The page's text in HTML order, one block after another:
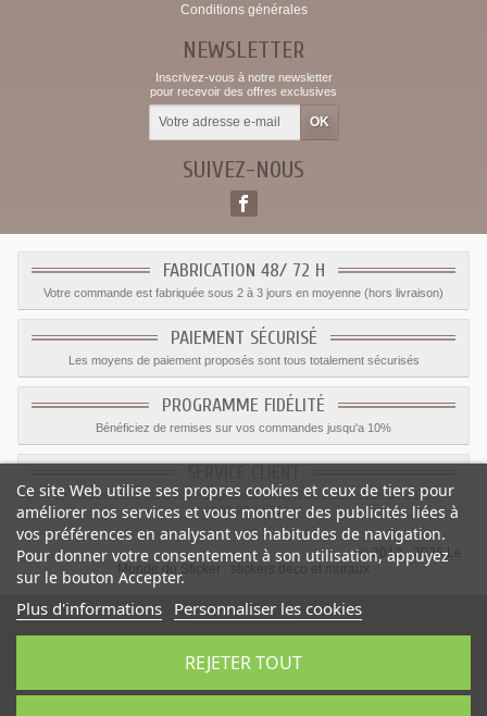
Conditions générales
NEWSLETTER
Inscrivez-vous à notre newsletter
pour recevoir des offres exclusives
SUIVEZ-NOUS
FABRICATION 48/ 72 H
Votre commande est fabriquée sous 2 à 3 jours en moyenne (hors livraison)
PAIEMENT SÉCURISÉ
Les moyens de paiement proposés sont tous totalement sécurisés
PROGRAMME FIDÉLITÉ
Bénéficiez de remises sur vos commandes jusqu'a 10%
Le service client est a votre disposition du lundi au vendredi de 8h à 17h
09.82.28.47.69.
© 2012 - 2026 Le
Monde du Sticker :
stickers déco et muraux
-Prix:3.00€
Ce site Web utilise ses propres cookies et ceux de tiers pour
améliorer nos services et vous montrer des publicités liées à
vos préférences en analysant vos habitudes de navigation.
Pour donner votre consentement à son utilisation, appuyez
sur le bouton Accepter.
Plus d'informations Personnaliser les cookies
REJETER TOUT